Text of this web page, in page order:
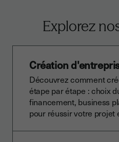
Explorez
Création
Découvrez comment
étape par étape : choix
financement, business
pour réussir votre projet